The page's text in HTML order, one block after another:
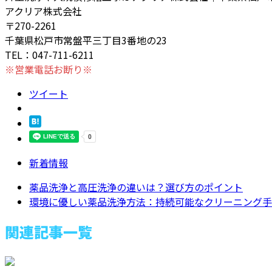
アクリア株式会社
〒270-2261
千葉県松戸市常盤平三丁目3番地の23
TEL：047-711-6211
※営業電話お断り※
ツイート
新着情報
薬品洗浄と高圧洗浄の違いは？選び方のポイント
環境に優しい薬品洗浄方法：持続可能なクリーニング
関連記事一覧